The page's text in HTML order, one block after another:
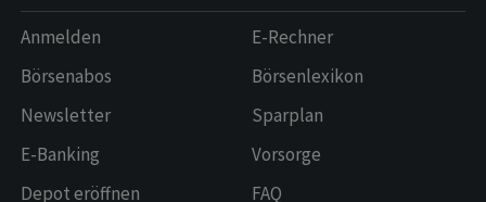
Anmelden
Börsenabos
Newsletter
E-Banking
Depot eröffnen
E-Rechner
Börsenlexikon
Sparplan
Vorsorge
FAQ